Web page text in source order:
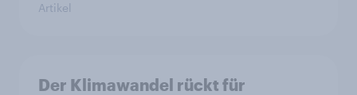
Artikel
Der Klimawandel rückt für